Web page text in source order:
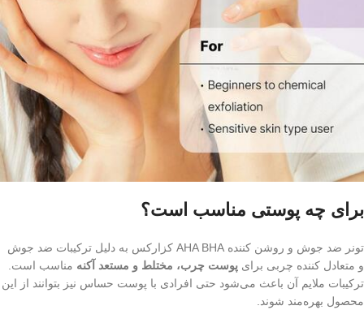
برای چه پوستی مناسب است؟
تونر ضد جوش و روشن کننده AHA BHA کزارکس به دلیل ترکیبات ضد جوش
و متعادل کننده چربی برای پوست‌ چرب، مختلط و مستعد آکنه مناسب است.
ترکیبات ملایم آن باعث می‌شود حتی افرادی با پوست حساس نیز بتوانند از این
محصول بهره‌مند شوند.